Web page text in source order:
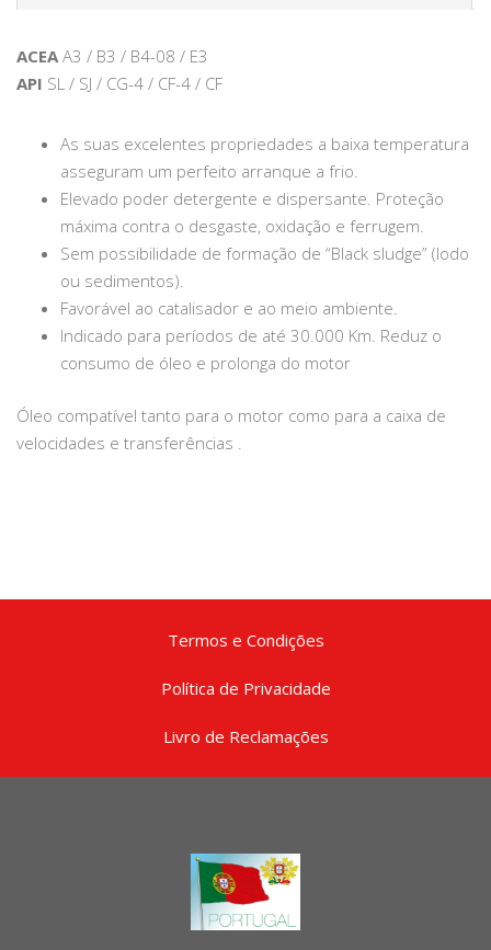
ACEA A3 / B3 / B4-08 / E3
API SL / SJ / CG-4 / CF-4 / CF
As suas excelentes propriedades a baixa temperatura
asseguram um perfeito arranque a frio.
Elevado poder detergente e dispersante. Proteção
máxima contra o desgaste, oxidação e ferrugem.
Sem possibilidade de formação de “Black sludge” (lodo
ou sedimentos).
Favorável ao catalisador e ao meio ambiente.
Indicado para períodos de até 30.000 Km. Reduz o
consumo de óleo e prolonga do motor
Óleo compatível tanto para o motor como para a caixa de
velocidades e transferências .
Termos e Condições
Política de Privacidade
Livro de Reclamações